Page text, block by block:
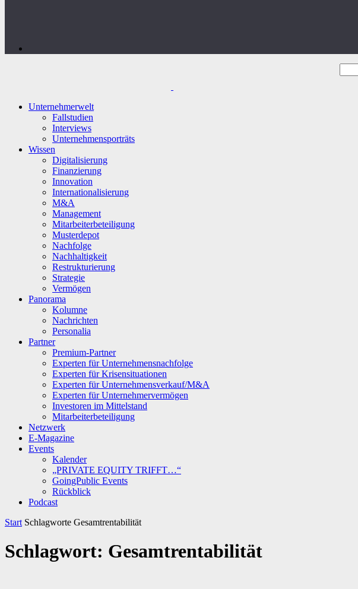
Unternehmerwelt
Fallstudien
Interviews
Unternehmensporträts
Wissen
Digitalisierung
Finanzierung
Innovation
Internationalisierung
M&A
Management
Mitarbeiterbeteiligung
Musterdepot
Nachfolge
Nachhaltigkeit
Restrukturierung
Strategie
Vermögen
Panorama
Kolumne
Nachrichten
Personalia
Partner
Premium-Partner
Experten für Unternehmensnachfolge
Experten für Krisensituationen
Experten für Unternehmensverkauf/M&A
Experten für Unternehmervermögen
Investoren im Mittelstand
Mitarbeiterbeteiligung
Netzwerk
E-Magazine
Events
Kalender
„PRIVATE EQUITY TRIFFT…“
GoingPublic Events
Rückblick
Podcast
Start Schlagworte Gesamtrentabilität
Schlagwort: Gesamtrentabilität